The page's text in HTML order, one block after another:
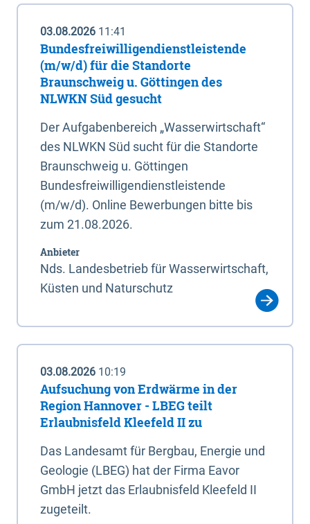
03.08.2026 11:41
Bundesfreiwilligendienstleistende
(m/w/d) für die Standorte
Braunschweig u. Göttingen des
NLWKN Süd gesucht
Der Aufgabenbereich „Wasserwirtschaft“
des NLWKN Süd sucht für die Standorte
Braunschweig u. Göttingen
Bundesfreiwilligendienstleistende
(m/w/d). Online Bewerbungen bitte bis
zum 21.08.2026.
Anbieter
Nds. Landesbetrieb für Wasserwirtschaft,
Küsten und Naturschutz
03.08.2026 10:19
Aufsuchung von Erdwärme in der
Region Hannover - LBEG teilt
Erlaubnisfeld Kleefeld II zu
Das Landesamt für Bergbau, Energie und
Geologie (LBEG) hat der Firma Eavor
GmbH jetzt das Erlaubnisfeld Kleefeld II
zugeteilt.